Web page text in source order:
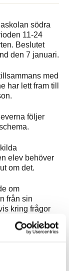
södra
11-24
Beslutet
den 7 januari.
med
har lett fram till
följer
elev behöver
om det.
om
från sin
kring frågor